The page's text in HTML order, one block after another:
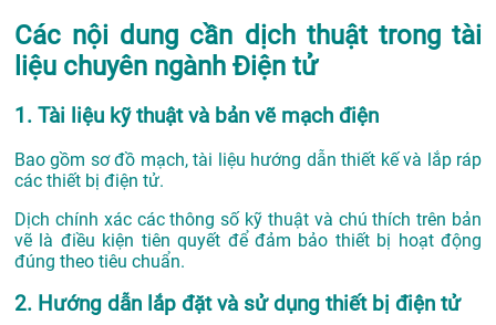
Các nội dung cần dịch thuật trong tài
liệu chuyên ngành Điện tử
1. Tài liệu kỹ thuật và bản vẽ mạch điện
Bao gồm sơ đồ mạch, tài liệu hướng dẫn thiết kế và lắp ráp
các thiết bị điện tử.
Dịch chính xác các thông số kỹ thuật và chú thích trên bản
vẽ là điều kiện tiên quyết để đảm bảo thiết bị hoạt động
đúng theo tiêu chuẩn.
2. Hướng dẫn lắp đặt và sử dụng thiết bị điện tử